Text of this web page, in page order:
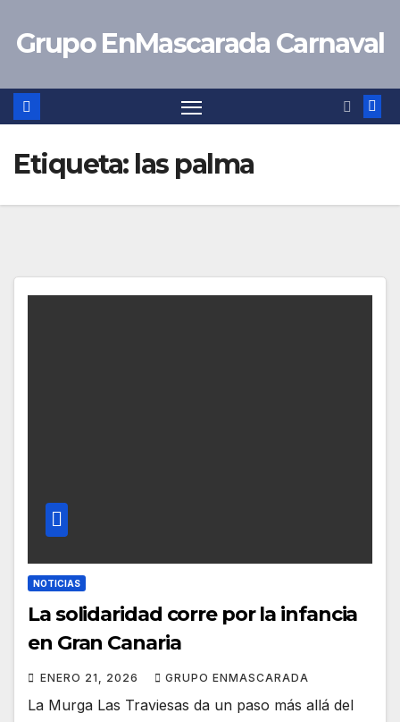
Grupo EnMascarada Carnaval
Etiqueta: las palma
NOTICIAS
La solidaridad corre por la infancia
en Gran Canaria
ENERO 21, 2026 GRUPO ENMASCARADA
La Murga Las Traviesas da un paso más allá del